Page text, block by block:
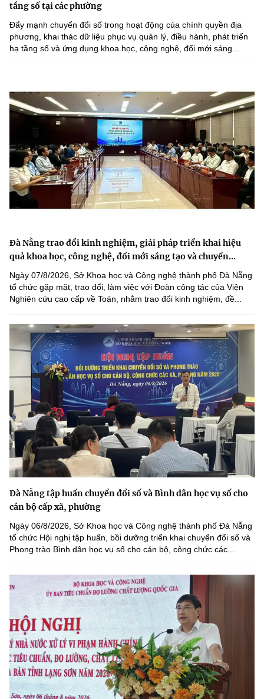
tầng số tại các phường
Đẩy mạnh chuyển đổi số trong hoạt động của chính quyền địa
phương, khai thác dữ liệu phục vụ quản lý, điều hành, phát triển
hạ tầng số và ứng dụng khoa học, công nghệ, đổi mới sáng...
Đà Nẵng trao đổi kinh nghiệm, giải pháp triển khai hiệu
quả khoa học, công nghệ, đổi mới sáng tạo và chuyển...
Ngày 07/8/2026, Sở Khoa học và Công nghệ thành phố Đà Nẵng
tổ chức gặp mặt, trao đổi, làm việc với Đoàn công tác của Viện
Nghiên cứu cao cấp về Toán, nhằm trao đổi kinh nghiệm, đề...
Đà Nẵng tập huấn chuyển đổi số và Bình dân học vụ số cho
cán bộ cấp xã, phường
Ngày 06/8/2026, Sở Khoa học và Công nghệ thành phố Đà Nẵng
tổ chức Hội nghị tập huấn, bồi dưỡng triển khai chuyển đổi số và
Phong trào Bình dân học vụ số cho cán bộ, công chức các...